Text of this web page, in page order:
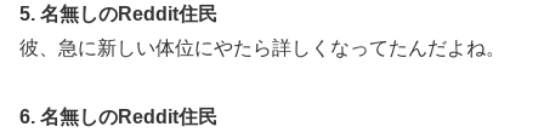
5. 名無しのReddit住民
彼、急に新しい体位にやたら詳しくなってたんだよね。
6. 名無しのReddit住民